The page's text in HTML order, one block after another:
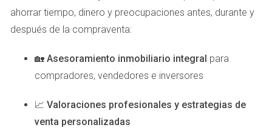
si has renovado el sistema eléctrico o instalado ventanas
eficientes energéticamente, estos aspectos pueden ser
costos a largo plazo.
Las tendencias del mercado inmobiliario son dinámicas y
pueden cambiar rápidamente. Estar al tanto de estas
ahorrar tiempo, dinero y preocupaciones antes, durante y
después de la compraventa:
🏡 Asesoramiento inmobiliario integral para
compradores, vendedores e inversores
📈 Valoraciones profesionales y estrategias de
venta personalizadas